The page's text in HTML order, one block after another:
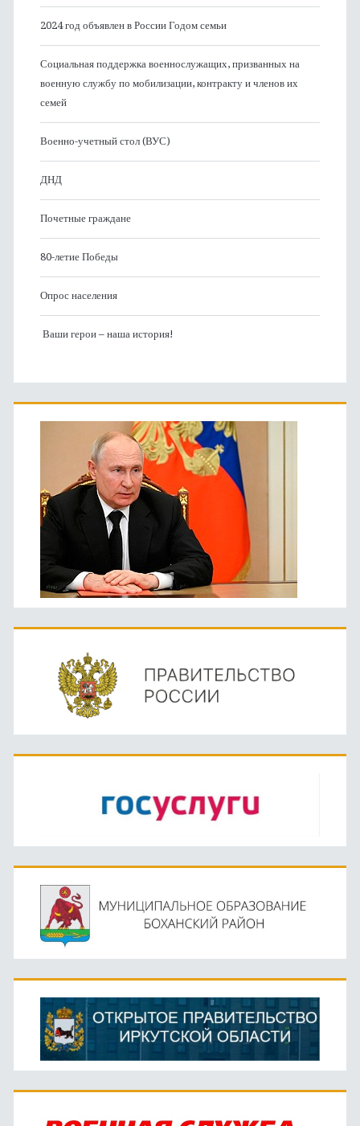
2024 год объявлен в России Годом семьи
Социальная поддержка военнослужащих, призванных на
военную службу по мобилизации, контракту и членов их
семей
Военно-учетный стол (ВУС)
ДНД
Почетные граждане
80-летие Победы
Опрос населения
Ваши герои – наша история!